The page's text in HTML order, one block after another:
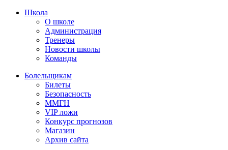
Школа
О школе
Администрация
Тренеры
Новости школы
Команды
Болельщикам
Билеты
Безопасность
ММГН
VIP ложи
Конкурс прогнозов
Магазин
Архив сайта